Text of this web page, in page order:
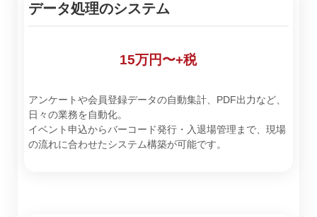
データ処理のシステム
15万円〜+税
アンケートや会員登録データの自動集計、PDF出力など、
日々の業務を自動化。
イベント申込からバーコード発行・入退場管理まで、現場
の流れに合わせたシステム構築が可能です。